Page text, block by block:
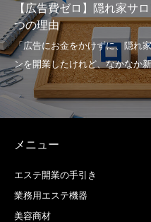
【広告費ゼロ】隠れ家サ
つの理由
メニュー
エステ開業の手引き
業務用エステ機器
美容商材